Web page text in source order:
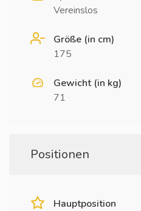
Vereinslos
Größe (in cm)
175
Gewicht (in kg)
71
Positionen
Hauptposition